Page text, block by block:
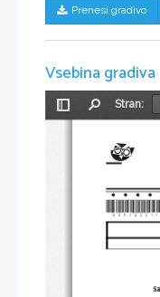
Prenesi gradivo
Vsebina gradiva
Preklopi
Stran: